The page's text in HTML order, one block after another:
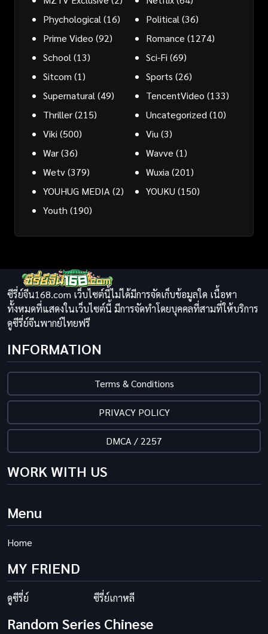
Phychological(16) Political(36)
Prime Video (92) Romance (1274)
School(13) Sci-Fi (69)
Sitcom (1) Sports (26)
Supernatural(49) TencentVideo (133)
Thriller(215) Uncategorized(10)
Viki (500) Viu(3)
War(36) Wavve (1)
Wetv(379) Wuxia(201)
YOUHUG MEDIA(2) YOUKU (150)
Youth (190)
ซีรี่ย์จีน168.com เว็บไซต์นี้ไม่ได้มีการจัดเก็บข้อมูลใด เนื้อหา
ทั้งหมดที่แสดงในเว็บไซต์นี้ มีการจัดทำโดยบุคคลที่สามที่ให้บริการ
ดูซีรี่ย์จีนพากย์ไทยฟรี
INFORMATION
Terms & Conditions
PRIVACY POLICY
DMCA / 2257
WORK WITH US
Menu
Home
MY FRIEND
ดูซีรี่ย์ ซีรี่ย์เกาหลี
Random Series Chinese